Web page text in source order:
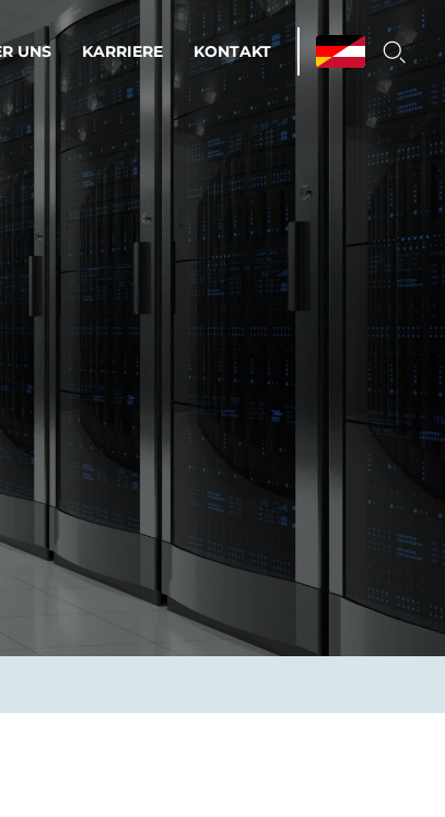
& Managed Services
optimieren. Stabilität und
Nervenkitzel.
Strategie
für
Infrastruktur
Automatisierung
Verbessern sie Effizienz,
Produktivität und
Sicherheit durch
automatisierte IT-
Operationsprozesse.
UNS KARRIERE KONTAKT